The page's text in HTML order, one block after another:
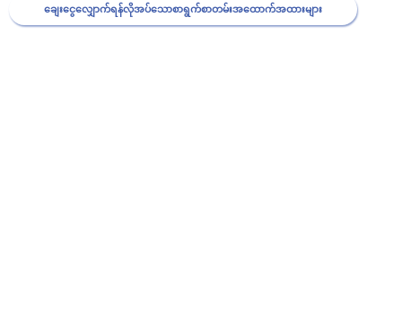
ချေးငွေလျှောက်ရန်လိုအပ်သောစာရွက်စာတမ်းအထောက်အထားများ